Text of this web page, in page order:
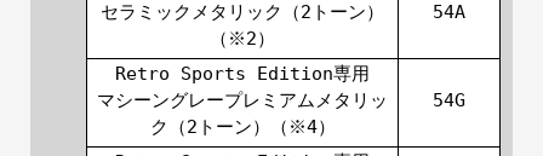
セラミックメタリック（2トーン）
（※2）
54A
Retro Sports Edition専用
マシーングレープレミアムメタリッ
ク（2トーン）（※4）
54G